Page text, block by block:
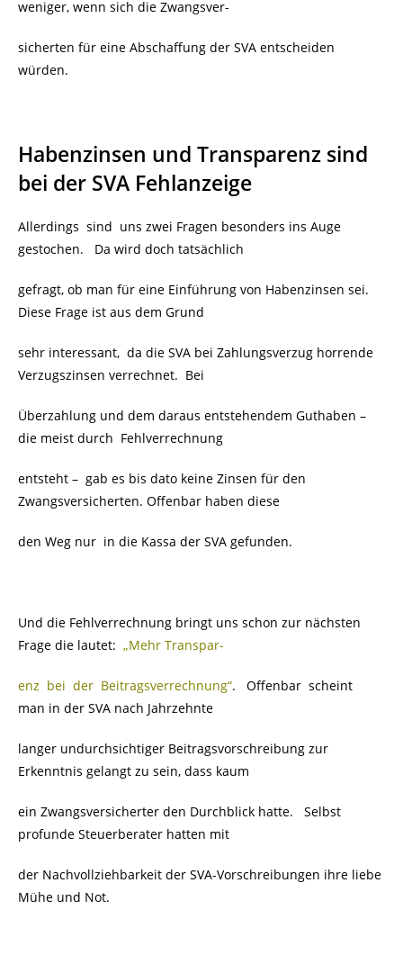
weniger, wenn sich die Zwangsver-
sicherten für eine Abschaffung der SVA entscheiden
würden.
Habenzinsen und Transparenz sind
bei der SVA Fehlanzeige
Allerdings sind uns zwei Fragen besonders ins Auge
gestochen. Da wird doch tatsächlich
gefragt, ob man für eine Einführung von Habenzinsen sei.
Diese Frage ist aus dem Grund
sehr interessant, da die SVA bei Zahlungsverzug horrende
Verzugszinsen verrechnet. Bei
Überzahlung und dem daraus entstehendem Guthaben –
die meist durch Fehlverrechnung
entsteht – gab es bis dato keine Zinsen für den
Zwangsversicherten. Offenbar haben diese
den Weg nur in die Kassa der SVA gefunden.
Und die Fehlverrechnung bringt uns schon zur nächsten
Frage die lautet: „Mehr Transpar-
enz bei der Beitragsverrechnung“. Offenbar scheint
man in der SVA nach Jahrzehnte
langer undurchsichtiger Beitragsvorschreibung zur
Erkenntnis gelangt zu sein, dass kaum
ein Zwangsversicherter den Durchblick hatte.
Selbst
profunde Steuerberater hatten mit
der Nachvollziehbarkeit der SVA-Vorschreibungen ihre liebe
Mühe und Not.